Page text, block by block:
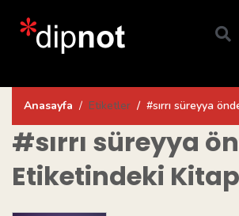
Anasayfa Etiketler #sırrı süreyya
#sırrı süreyya
Etiketindeki